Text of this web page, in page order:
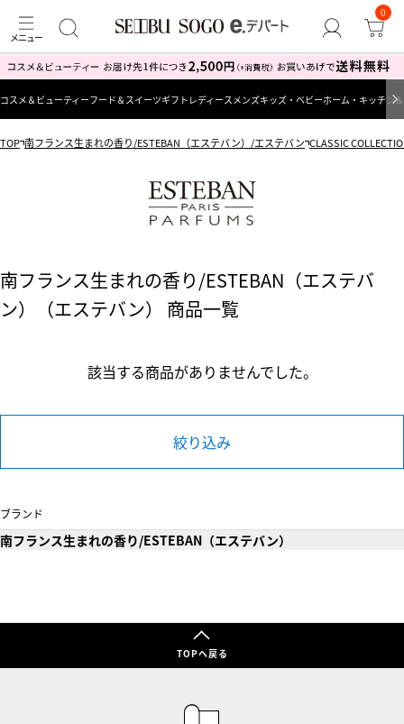
0
コスメ＆ビューティーフード＆スイーツギフト レディース メンズキッズ・ベビーホーム・キッチン
TOP 南フランス生まれの香り/ESTEBAN（エステバン）/エステバン CLASSIC
南フランス生まれの香り/ESTEBAN（エステバ
ン）（エステバン） 商品一覧
該当する商品がありませんでした。
絞り込み
ブランド
南フランス生まれの香り/ESTEBAN（エステバン）
TOPへ戻る